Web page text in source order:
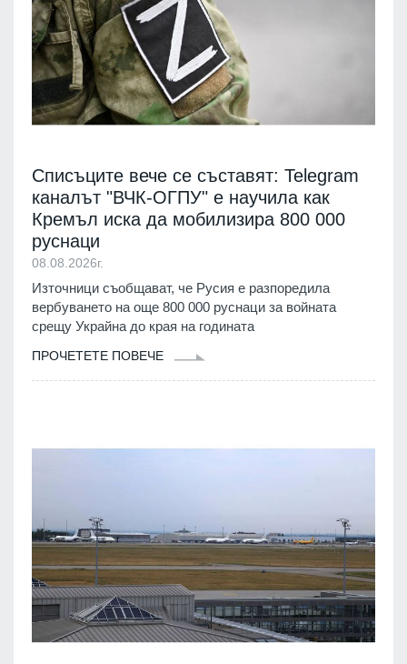
Списъците вече се съставят: Telegram
каналът "ВЧК-ОГПУ" е научила как
Кремъл иска да мобилизира 800 000
руснаци
08.08.2026г.
Източници съобщават, че Русия е разпоредила
вербуването на още 800 000 руснаци за войната
срещу Украйна до края на годината
ПРОЧЕТЕТЕ ПОВЕЧЕ